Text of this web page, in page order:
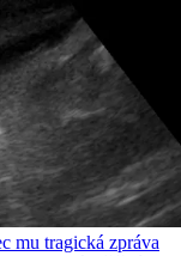
mu tragická zpráva